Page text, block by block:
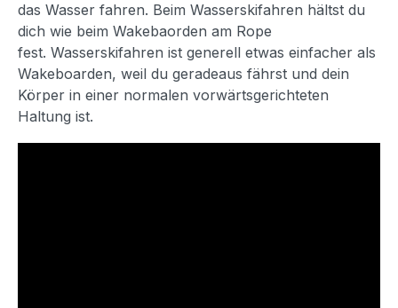
das Wasser fahren. Beim Wasserskifahren hältst du
dich wie beim Wakebaorden am Rope
fest. Wasserskifahren ist generell etwas einfacher als
Wakeboarden, weil du geradeaus fährst und dein
Körper in einer normalen vorwärtsgerichteten
Haltung ist.